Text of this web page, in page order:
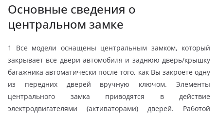
Основные сведения о
центральном замке
1 Все модели оснащены центральным замком, который
закрывает все двери автомобиля и заднюю дверь/крышку
багажника автоматически после того, как Вы закроете одну
из передних дверей вручную ключом. Элементы
центрального замка приводятся в действие
электродвигателями (активаторами) дверей. Работой